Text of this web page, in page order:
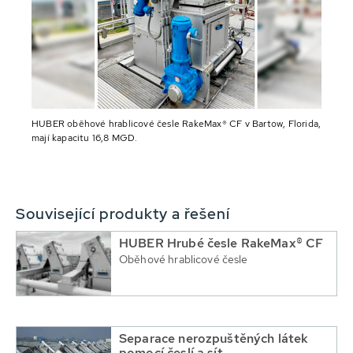
HUBER oběhové hrablicové česle RakeMax® CF v Bartow, Florida,
mají kapacitu 16,8 MGD.
Související produkty a řešení
HUBER Hrubé česle RakeMax® CF
Oběhové hrablicové česle
Separace nerozpuštěných látek